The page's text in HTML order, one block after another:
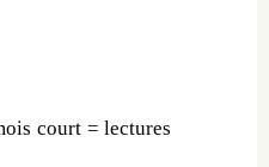
court = lectures